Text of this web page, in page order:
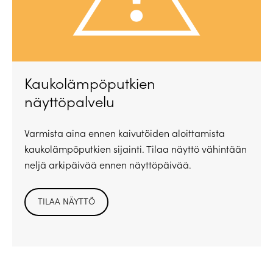
Kaukolämpöputkien
näyttöpalvelu
Varmista aina ennen kaivutöiden aloittamista
kaukolämpöputkien sijainti. Tilaa näyttö vähintään
neljä arkipäivää ennen näyttöpäivää.
TILAA NÄYTTÖ